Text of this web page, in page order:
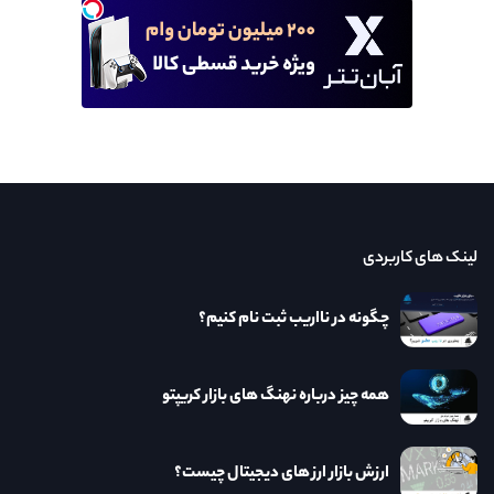
لینک های کاربردی
چگونه در نااریب ثبت نام کنیم؟
همه چیز درباره نهنگ های بازار کریپتو
ارزش بازار ارز های دیجیتال چیست؟